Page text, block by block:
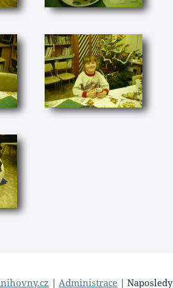
Administrace | Naposledy